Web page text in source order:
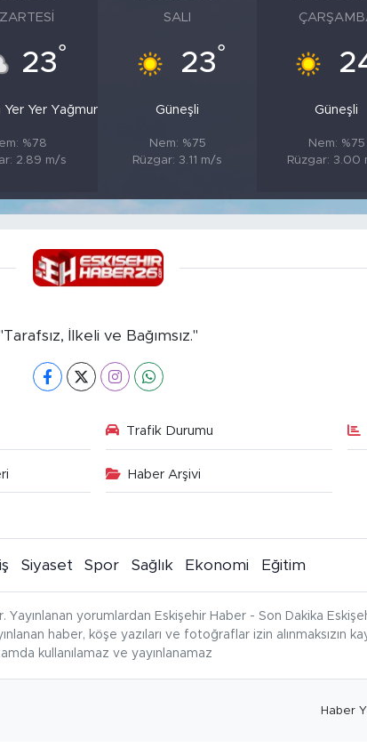
23°
Yer Yer Yağmur
%78
2.89 m/s
SALI
23°
Güneşli
Nem: %75
Rüzgar: 3.11 m/s
Güneşli
Nem: %75
Rüzgar: 3.00
İlkeli ve Bağımsız."
Trafik Durumu
Haber Arşivi
Siyaset Spor Sağlık Ekonomi Eğitim
yorumlardan Eskişehir Haber - Son Dakika
haber, köşe yazıları ve fotoğraflar izin alınmaksızın
kullanılamaz ve yayınlanamaz
Haber